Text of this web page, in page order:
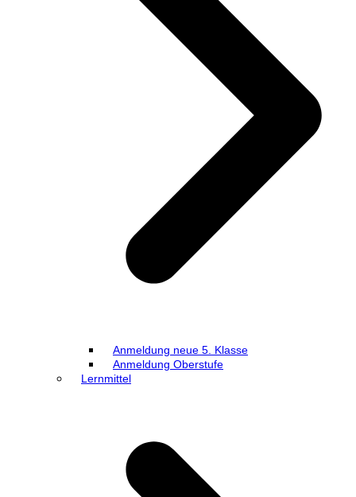
Anmeldung neue 5. Klasse
Anmeldung Oberstufe
Lernmittel